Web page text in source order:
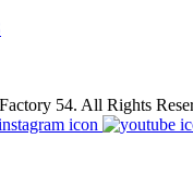
54. All Rights